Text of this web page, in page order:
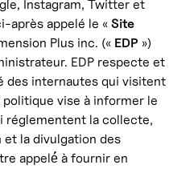
Instagram, Twitter et
après appelé le « Site
Plus inc. (« EDP »)
EDP respecte et
des internautes qui visitent
vise à informer le
réglementent la collecte,
la divulgation des
appelé́ à fournir en